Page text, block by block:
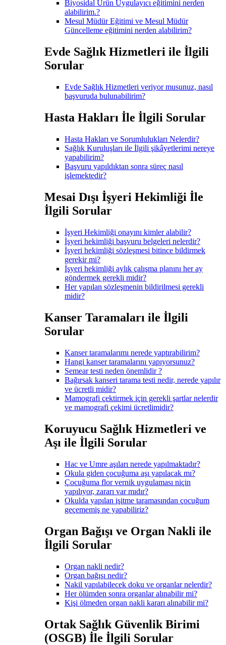
Biyosidal Ürün Uygulayıcı eğitimini nerden
alabilirim.?
Mesul Müdür Eğitimi ve Mesul Müdür
Güncelleme eğitimini nerden alabilirim?
Evde Sağlık Hizmetleri ile İlgili
Sorular
Evde Sağlık Hizmetleri veriyor musunuz, nasıl
başvuruda bulunabilirim?
Hasta Hakları İle İlgili Sorular
Hasta Hakları ve Sorumlulukları Nelerdir?
Sağlık Kuruluşları ile İlgili şikâyetlerimi nereye
yapabilirim?
Başvuru yapıldıktan sonra süreç nasıl
işlemektedir?
Mesai Dışı İşyeri Hekimliği İle
İlgili Sorular
İşyeri Hekimliği onayını kimler alabilir?
İşyeri hekimliği başvuru belgeleri nelerdir?
İşyeri hekimliği sözleşmesi bitince bildirmek
gerekir mi?
İşyeri hekimliği aylık çalışma planını her ay
göndermek gerekli midir?
Her yapılan sözleşmenin bildirilmesi gerekli
midir?
Kanser Taramaları ile İlgili
Sorular
Kanser taramalarımı nerede yaptırabilirim?
Hangi kanser taramalarını yapıyorsunuz?
Semear testi neden önemlidir ?
Bağırsak kanseri tarama testi nedir, nerede yapılır
ve ücretli midir?
Mamografi çektirmek için gerekli şartlar nelerdir
ve mamografi çekimi ücretlimidir?
Koruyucu Sağlık Hizmetleri ve
Aşı ile İlgili Sorular
Hac ve Umre aşıları nerede yapılmaktadır?
Okula giden çocuğuma aşı yapılacak mı?
Çocuğuma flor vernik uygulaması niçin
yapılıyor, zararı var mıdır?
Okulda yapılan işitme taramasından çocuğum
geçememiş ne yapabiliriz?
Organ Bağışı ve Organ Nakli ile
İlgili Sorular
Organ nakli nedir?
Organ bağışı nedir?
Nakil yapılabilecek doku ve organlar nelerdir?
Her ölümden sonra organlar alınabilir mi?
Kişi ölmeden organ nakli kararı alınabilir mi?
Ortak Sağlık Güvenlik Birimi
(OSGB) İle İlgili Sorular